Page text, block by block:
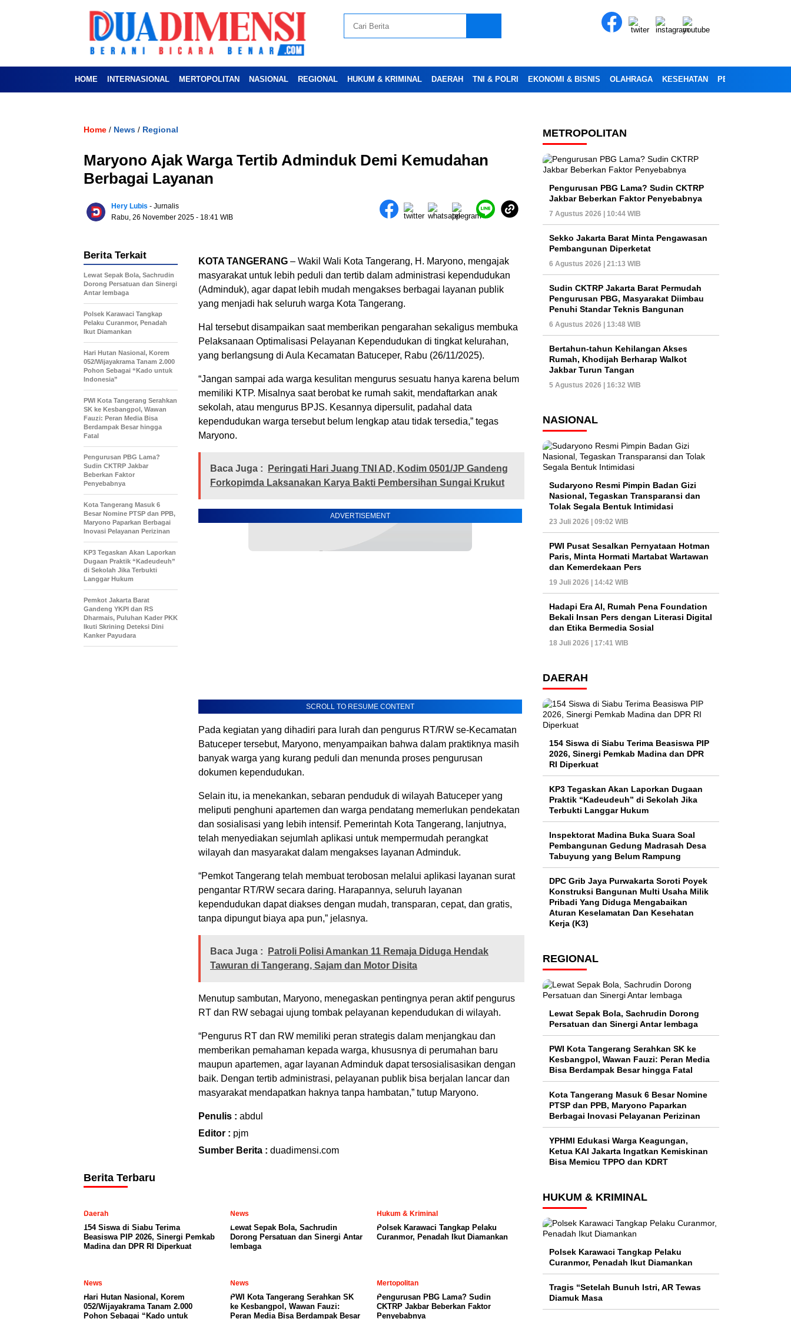
HOME INTERNASIONAL MERTOPOLITAN NASIONAL REGIONAL HUKUM & KRIMINAL DAERAH TNI & POLRI EKONOMI & BISNIS OLAHRAGA KESEHATAN PENDIDIKAN
Home / News / Regional
Maryono Ajak Warga Tertib Adminduk Demi Kemudahan
Berbagai Layanan
Hery Lubis - Jurnalis
Rabu, 26 November 2025 - 18:41 WIB
KOTA TANGERANG – Wakil Wali Kota Tangerang, H. Maryono, mengajak
masyarakat untuk lebih peduli dan tertib dalam administrasi kependudukan
(Adminduk), agar dapat lebih mudah mengakses berbagai layanan publik
yang menjadi hak seluruh warga Kota Tangerang.
Hal tersebut disampaikan saat memberikan pengarahan sekaligus membuka
Pelaksanaan Optimalisasi Pelayanan Kependudukan di tingkat kelurahan,
yang berlangsung di Aula Kecamatan Batuceper, Rabu (26/11/2025).
“Jangan sampai ada warga kesulitan mengurus sesuatu hanya karena belum
memiliki KTP. Misalnya saat berobat ke rumah sakit, mendaftarkan anak
sekolah, atau mengurus BPJS. Kesannya dipersulit, padahal data
kependudukan warga tersebut belum lengkap atau tidak tersedia,” tegas
Maryono.
Baca Juga :
Peringati Hari Juang TNI AD, Kodim 0501/JP Gandeng
Forkopimda Laksanakan Karya Bakti Pembersihan Sungai Krukut
ADVERTISEMENT
SCROLL TO RESUME CONTENT
Pada kegiatan yang dihadiri para lurah dan pengurus RT/RW se-Kecamatan
Batuceper tersebut, Maryono, menyampaikan bahwa dalam praktiknya masih
banyak warga yang kurang peduli dan menunda proses pengurusan
dokumen kependudukan.
Selain itu, ia menekankan, sebaran penduduk di wilayah Batuceper yang
meliputi penghuni apartemen dan warga pendatang memerlukan pendekatan
dan sosialisasi yang lebih intensif. Pemerintah Kota Tangerang, lanjutnya,
telah menyediakan sejumlah aplikasi untuk mempermudah perangkat
wilayah dan masyarakat dalam mengakses layanan Adminduk.
“Pemkot Tangerang telah membuat terobosan melalui aplikasi layanan surat
pengantar RT/RW secara daring. Harapannya, seluruh layanan
kependudukan dapat diakses dengan mudah, transparan, cepat, dan gratis,
tanpa dipungut biaya apa pun,” jelasnya.
Baca Juga :
Patroli Polisi Amankan 11 Remaja Diduga Hendak
Tawuran di Tangerang, Sajam dan Motor Disita
Menutup sambutan, Maryono, menegaskan pentingnya peran aktif pengurus
RT dan RW sebagai ujung tombak pelayanan kependudukan di wilayah.
“Pengurus RT dan RW memiliki peran strategis dalam menjangkau dan
memberikan pemahaman kepada warga, khususnya di perumahan baru
maupun apartemen, agar layanan Adminduk dapat tersosialisasikan dengan
baik. Dengan tertib administrasi, pelayanan publik bisa berjalan lancar dan
masyarakat mendapatkan haknya tanpa hambatan,” tutup Maryono.
Penulis : abdul
Editor : pjm
Sumber Berita : duadimensi.com
Berita Terkait
Lewat Sepak Bola, Sachrudin
Dorong Persatuan dan Sinergi
Antar lembaga
Polsek Karawaci Tangkap
Pelaku Curanmor, Penadah
Ikut Diamankan
Hari Hutan Nasional, Korem
052/Wijayakrama Tanam 2.000
Pohon Sebagai “Kado untuk
Indonesia”
PWI Kota Tangerang Serahkan
SK ke Kesbangpol, Wawan
Fauzi: Peran Media Bisa
Berdampak Besar hingga
Fatal
Pengurusan PBG Lama?
Sudin CKTRP Jakbar
Beberkan Faktor
Penyebabnya
Kota Tangerang Masuk 6
Besar Nomine PTSP dan PPB,
Maryono Paparkan Berbagai
Inovasi Pelayanan Perizinan
KP3 Tegaskan Akan Laporkan
Dugaan Praktik “Kadeudeuh”
di Sekolah Jika Terbukti
Langgar Hukum
Pemkot Jakarta Barat
Gandeng YKPI dan RS
Dharmais, Puluhan Kader PKK
Ikuti Skrining Deteksi Dini
Kanker Payudara
Berita Terbaru
Daerah
154 Siswa di Siabu Terima
Beasiswa PIP 2026, Sinergi Pemkab
Madina dan DPR RI Diperkuat
News
Lewat Sepak Bola, Sachrudin
Dorong Persatuan dan Sinergi Antar
lembaga
Hukum & Kriminal
Polsek Karawaci Tangkap Pelaku
Curanmor, Penadah Ikut Diamankan
News
Hari Hutan Nasional, Korem
052/Wijayakrama Tanam 2.000
Pohon Sebagai “Kado untuk
News
PWI Kota Tangerang Serahkan SK
ke Kesbangpol, Wawan Fauzi:
Peran Media Bisa Berdampak Besar
Mertopolitan
Pengurusan PBG Lama? Sudin
CKTRP Jakbar Beberkan Faktor
Penyebabnya
METROPOLITAN
Pengurusan PBG Lama? Sudin CKTRP
Jakbar Beberkan Faktor Penyebabnya
7 Agustus 2026 | 10:44 WIB
Sekko Jakarta Barat Minta Pengawasan
Pembangunan Diperketat
6 Agustus 2026 | 21:13 WIB
Sudin CKTRP Jakarta Barat Permudah
Pengurusan PBG, Masyarakat Diimbau
Penuhi Standar Teknis Bangunan
6 Agustus 2026 | 13:48 WIB
Bertahun-tahun Kehilangan Akses
Rumah, Khodijah Berharap Walkot
Jakbar Turun Tangan
5 Agustus 2026 | 16:32 WIB
NASIONAL
Sudaryono Resmi Pimpin Badan Gizi
Nasional, Tegaskan Transparansi dan
Tolak Segala Bentuk Intimidasi
23 Juli 2026 | 09:02 WIB
PWI Pusat Sesalkan Pernyataan Hotman
Paris, Minta Hormati Martabat Wartawan
dan Kemerdekaan Pers
19 Juli 2026 | 14:42 WIB
Hadapi Era AI, Rumah Pena Foundation
Bekali Insan Pers dengan Literasi Digital
dan Etika Bermedia Sosial
18 Juli 2026 | 17:41 WIB
DAERAH
154 Siswa di Siabu Terima Beasiswa PIP
2026, Sinergi Pemkab Madina dan DPR
RI Diperkuat
KP3 Tegaskan Akan Laporkan Dugaan
Praktik “Kadeudeuh” di Sekolah Jika
Terbukti Langgar Hukum
Inspektorat Madina Buka Suara Soal
Pembangunan Gedung Madrasah Desa
Tabuyung yang Belum Rampung
DPC Grib Jaya Purwakarta Soroti Poyek
Konstruksi Bangunan Multi Usaha Milik
Pribadi Yang Diduga Mengabaikan
Aturan Keselamatan Dan Kesehatan
Kerja (K3)
REGIONAL
Lewat Sepak Bola, Sachrudin Dorong
Persatuan dan Sinergi Antar lembaga
PWI Kota Tangerang Serahkan SK ke
Kesbangpol, Wawan Fauzi: Peran Media
Bisa Berdampak Besar hingga Fatal
Kota Tangerang Masuk 6 Besar Nomine
PTSP dan PPB, Maryono Paparkan
Berbagai Inovasi Pelayanan Perizinan
YPHMI Edukasi Warga Keagungan,
Ketua KAI Jakarta Ingatkan Kemiskinan
Bisa Memicu TPPO dan KDRT
HUKUM & KRIMINAL
Polsek Karawaci Tangkap Pelaku
Curanmor, Penadah Ikut Diamankan
Tragis “Setelah Bunuh Istri, AR Tewas
Diamuk Masa